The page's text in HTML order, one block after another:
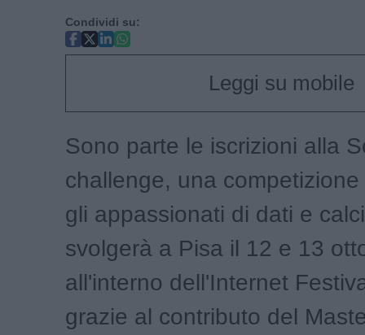
Condividi su:
Leggi su mobile
Sono parte le iscrizioni alla
challenge, una
gli appassionati di dati e
svolgerà a Pisa il 12 e 13
all'interno dell'Internet
grazie al contributo del